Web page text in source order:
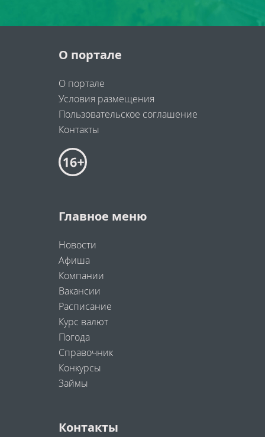
О портале
О портале
Условия размещения
Пользовательское соглашение
Контакты
Главное меню
Новости
Афиша
Компании
Вакансии
Расписание
Курс валют
Погода
Справочник
Конкурсы
Займы
Контакты